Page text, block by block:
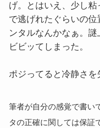
げ。とはいえ、少し
で逃げれたぐらいの
ンタルなんかなぁ。
ビビッてしまった。
ポジってると冷静さを
筆者が自分の感覚で書い
タの正確に関しては保証